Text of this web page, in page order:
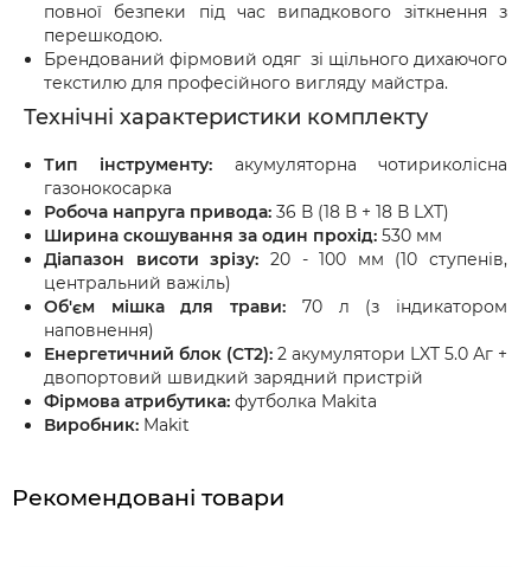
повної безпеки під час випадкового зіткнення з
перешкодою.
Брендований фірмовий одяг зі щільного дихаючого
текстилю для професійного вигляду майстра.
Технічні характеристики комплекту
Тип інструменту: акумуляторна чотириколісна
газонокосарка
Робоча напруга привода: 36 В (18 В + 18 В LXT)
Ширина скошування за один прохід: 530 мм
Діапазон висоти зрізу: 20 - 100 мм (10 ступенів,
центральний важіль)
Об'єм мішка для трави: 70 л (з індикатором
наповнення)
Енергетичний блок (CT2): 2 акумулятори LXT 5.0 Аг +
двопортовий швидкий зарядний пристрій
Фірмова атрибутика: футболка Makita
Виробник: Makit
Рекомендовані товари